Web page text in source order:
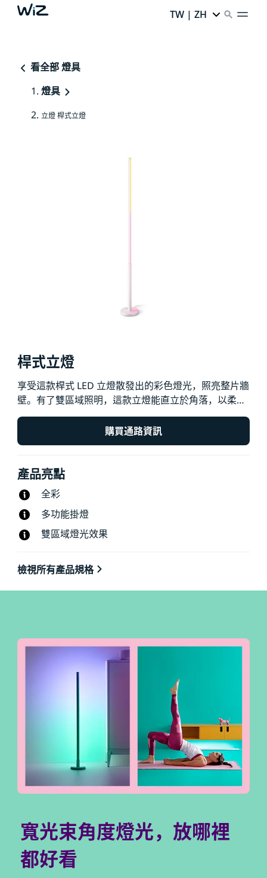
TW | ZH
看全部 燈具
燈具
立燈 桿式立燈
桿式立燈
享受這款桿式 LED 立燈散發出的彩色燈光，照亮整片牆
壁。有了雙區域照明，這款立燈能直立於角落，以柔和
的漸層色光線營造舒適的氛圍，或可以移除座腳，橫放
在沙發下方或電視後方，立刻為您與家人創造放鬆情
境。
購買通路資訊
產品亮點
全彩
多功能掛燈
雙區域燈光效果
檢視所有產品規格
寬光束角度燈光，放哪裡
都好看